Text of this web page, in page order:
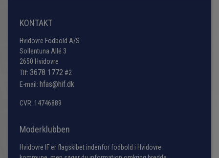
KONTAKT
Hvidovre Fodbold A/S
Sollentuna Allé 3
2650 Hvidovre
Tlf: 3678 1772 #2
E-mail: hfas@hif.dk
CVR: 14746889
Moderklubben
Hvidovre IF er flagskibet indenfor fodbold i Hvidovre